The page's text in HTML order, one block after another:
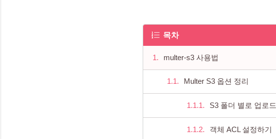
목차
multer-s3 사용법
Multer S3 옵션 정리
S3 폴더 별로 업로드
객체 ACL 설정하기